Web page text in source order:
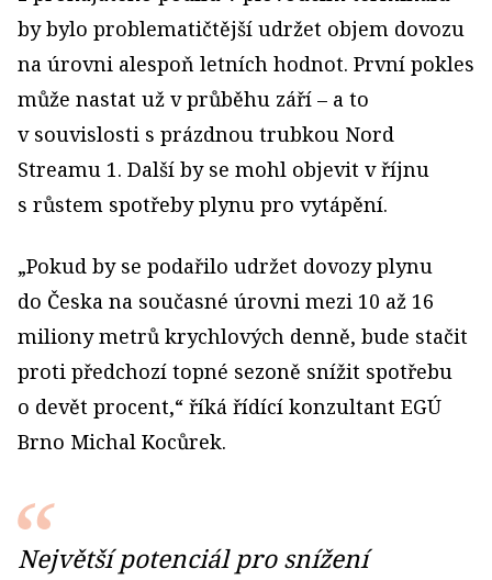
by bylo problematičtější udržet objem dovozu
na úrovni alespoň letních hodnot. První pokles
může nastat už v průběhu září – a to
v souvislosti s prázdnou trubkou Nord
Streamu 1. Další by se mohl objevit v říjnu
s růstem spotřeby plynu pro vytápění.
„Pokud by se podařilo udržet dovozy plynu
do Česka na současné úrovni mezi 10 až 16
miliony metrů krychlových denně, bude stačit
proti předchozí topné sezoně snížit spotřebu
o devět procent,“ říká řídící konzultant EGÚ
Brno Michal Kocůrek.
Největší potenciál pro snížení